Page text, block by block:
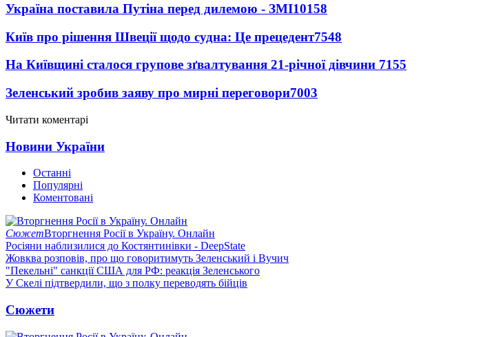
Україна поставила Путіна перед дилемою - ЗМІ10158
Київ про рішення Швеції щодо судна: Це прецедент7548
На Київщині сталося групове зґвалтування 21-річної дівчини 7155
Зеленський зробив заяву про мирні переговори7003
Читати коментарі
Новини України
Останні
Популярні
Коментовані
СюжетВторгнення Росії в Україну. Онлайн
Росіяни наблизилися до Костянтинівки - DeepState
Жовква розповів, про що говоритимуть Зеленський і Вучич
"Пекельні" санкції США для РФ: реакція Зеленського
У Скелі підтвердили, що з полку переводять бійців
Сюжети